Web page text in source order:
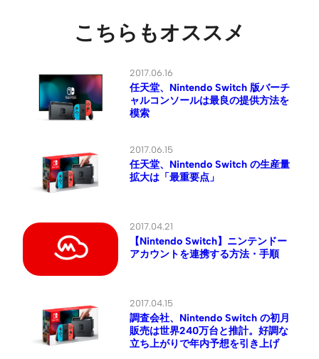
こちらもオススメ
2017.06.16
任天堂、Nintendo Switch 版バーチ
ャルコンソールは最良の提供方法を
模索
2017.06.15
任天堂、Nintendo Switch の生産量
拡大は「最重要点」
2017.04.21
【Nintendo Switch】ニンテンドー
アカウントを連携する方法・手順
2017.04.15
調査会社、Nintendo Switch の初月
販売は世界240万台と推計。好調な
立ち上がりで年内予想を引き上げ